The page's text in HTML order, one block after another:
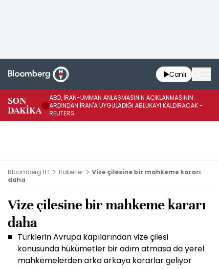
Canlı
SON
DAKİKA
ABD, İRAN-UMMAN ANLAŞMASININ AÇIKLANMASININ
ARDINDAN İRAN'A UYGULADIĞI ABLUKAYI KALDIRACAK -
REUTERS
Bloomberg HT Haberler
Vize çilesine bir mahkeme kararı
daha
Vize çilesine bir mahkeme kararı
daha
Türklerin Avrupa kapılarından vize çilesi
konusunda hükümetler bir adım atmasa da yerel
mahkemelerden arka arkaya kararlar geliyor